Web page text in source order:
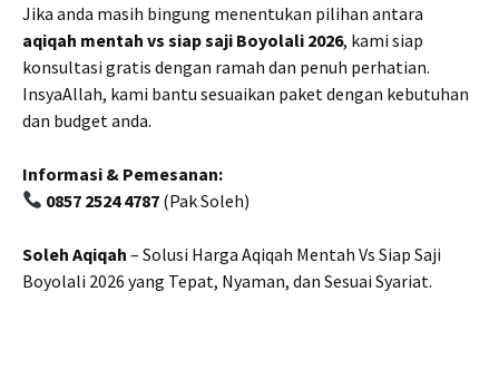
Jika anda masih bingung menentukan pilihan antara
aqiqah mentah vs siap saji Boyolali 2026, kami siap
konsultasi gratis dengan ramah dan penuh perhatian.
InsyaAllah, kami bantu sesuaikan paket dengan kebutuhan
dan budget anda.
Informasi & Pemesanan:
0857 2524 4787 (Pak Soleh)
Soleh Aqiqah – Solusi Harga Aqiqah Mentah Vs Siap Saji
Boyolali 2026 yang Tepat, Nyaman, dan Sesuai Syariat.